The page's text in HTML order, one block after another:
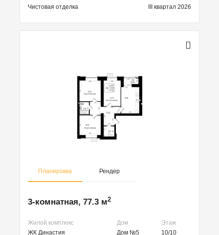
Чистовая отделка III квартал 2026
Планировка Рендер
3-комнатная, 77.3 м2
Жилой комплекс Дом
Этаж
ЖК Династия
Дом №5 10/10